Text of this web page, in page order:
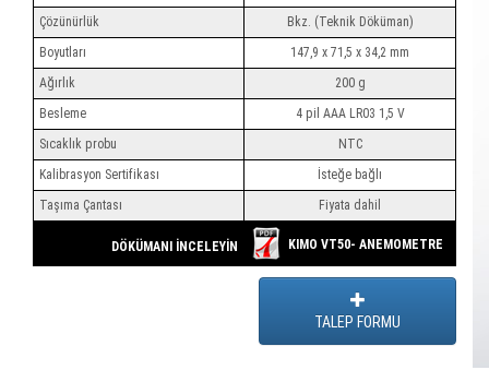
Çözünürlük
Bkz. (Teknik Döküman)
Boyutları
147,9 x 71,5 x 34,2 mm
Ağırlık
200 g
Besleme
4 pil AAA LR03 1,5 V
Sıcaklık probu
NTC
Kalibrasyon Sertifikası
İsteğe bağlı
Taşıma Çantası
Fiyata dahil
DÖKÜMANI İNCELEYİN KIMO VT50- ANEMOMETRE
TALEP FORMU